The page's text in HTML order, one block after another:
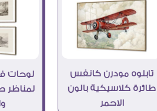
تابلوه مودرن كانفس
طائرة كلاسيكية بالون
الاحمر
لوحات
لمناظر